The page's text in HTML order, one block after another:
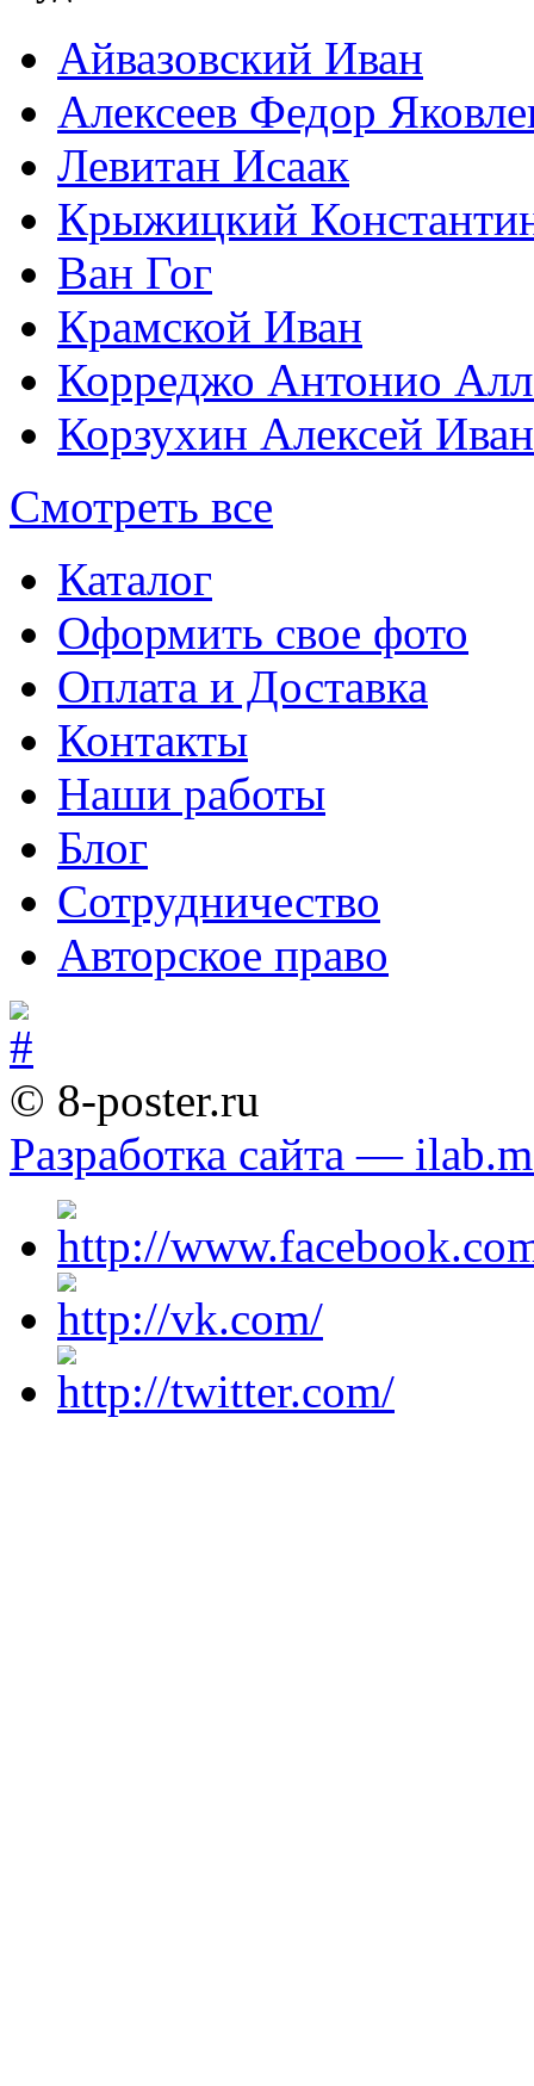
Айвазовский Иван
Алексеев Федор
Левитан Исаак
Крыжицкий
Ван Гог
Крамской Иван
Корреджо Антонио
Корзухин Алексей
Смотреть все
Каталог
Оформить свое фото
Оплата и Доставка
Контакты
Наши работы
Блог
Сотрудничество
Авторское право
© 8-poster.ru
Разработка сайта —